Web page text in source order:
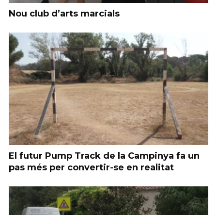
Nou club d’arts marcials
El futur Pump Track de la Campinya fa un
pas més per convertir-se en realitat